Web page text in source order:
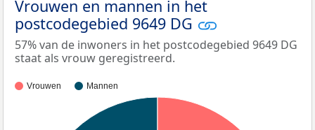
Vrouwen en mannen in het
postcodegebied 9649 DG
57% van de inwoners in het postcodegebied 9649 DG
staat als vrouw geregistreerd.
Vrouwen Mannen